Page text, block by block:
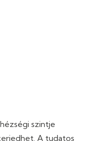
szintje
A tudatos